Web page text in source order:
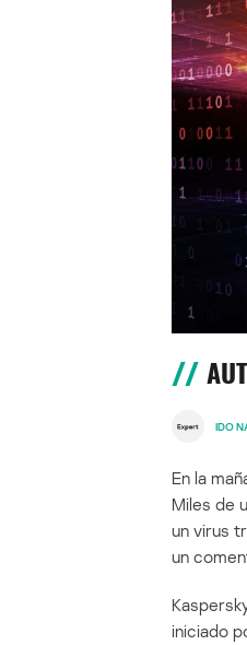
IDO
En la
Miles de
un virus
un
iniciado